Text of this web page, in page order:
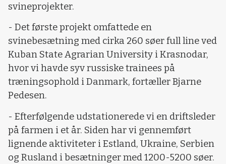
svineprojekter.
- Det første projekt omfattede en
svinebesætning med cirka 260 søer full line ved
Kuban State Agrarian University i Krasnodar,
hvor vi havde syv russiske trainees på
træningsophold i Danmark, fortæller Bjarne
Pedesen.
- Efterfølgende udstationerede vi en driftsleder
på farmen i et år. Siden har vi gennemført
lignende aktiviteter i Estland, Ukraine, Serbien
og Rusland i besætninger med 1200-5200 søer.